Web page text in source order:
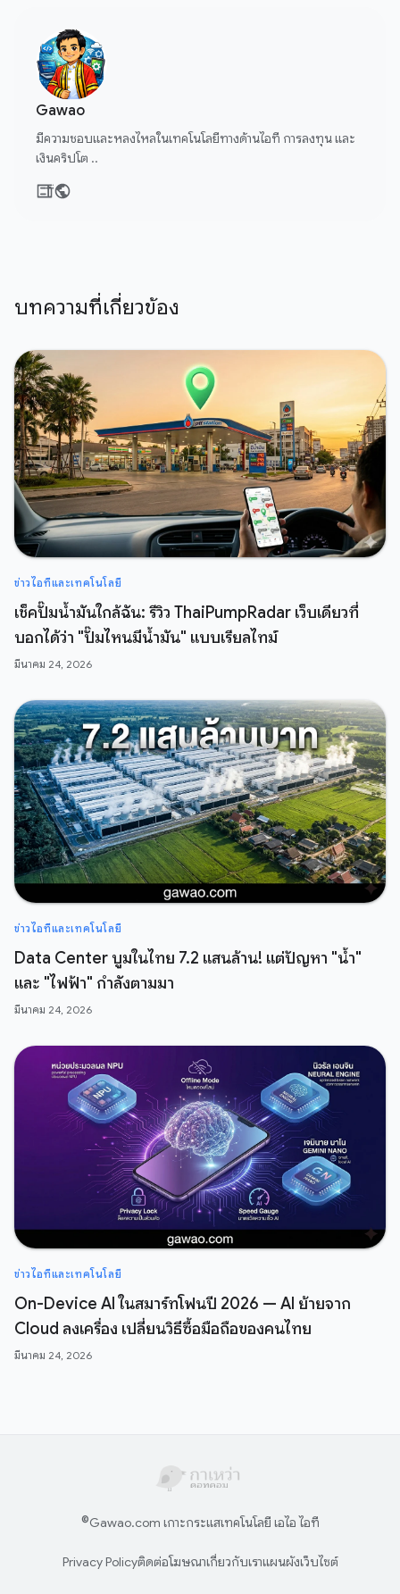
Gawao
มีความชอบและหลงไหลในเทคโนโลยีทางด้านไอที การลงทุน และ
เงินคริปโต ..
บทความที่เกี่ยวข้อง
ข่าวไอทีและเทคโนโลยี
เช็คปั๊มน้ำมันใกล้ฉัน: รีวิว ThaiPumpRadar เว็บเดียวที่
บอกได้ว่า "ปั๊มไหนมีน้ำมัน" แบบเรียลไทม์
มีนาคม 24, 2026
ข่าวไอทีและเทคโนโลยี
Data Center บูมในไทย 7.2 แสนล้าน! แต่ปัญหา "น้ำ"
และ "ไฟฟ้า" กำลังตามมา
มีนาคม 24, 2026
ข่าวไอทีและเทคโนโลยี
On-Device AI ในสมาร์ทโฟนปี 2026 — AI ย้ายจาก
Cloud ลงเครื่อง เปลี่ยนวิธีซื้อมือถือของคนไทย
มีนาคม 24, 2026
©Gawao.com เกาะกระแสเทคโนโลยี เอไอ ไอที
Privacy Policyติดต่อโฆษณาเกี่ยวกับเราแผนผังเว็บไซต์